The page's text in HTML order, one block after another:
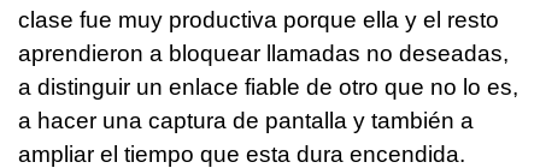
clase fue muy productiva porque ella y el resto
aprendieron a bloquear llamadas no deseadas,
a distinguir un enlace fiable de otro que no lo es,
a hacer una captura de pantalla y también a
ampliar el tiempo que esta dura encendida.